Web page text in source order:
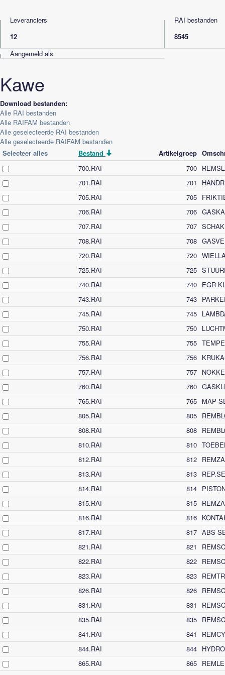
Leveranciers
12
RAI bestanden
8545
Aangemeld als
Kawe
Download bestanden:
Alle RAI bestanden
Alle RAIFAM bestanden
Alle geselecteerde RAI bestanden
Alle geselecteerde RAIFAM bestanden
Selecteer alles
Bestand Artikelgroep
700.RAI
700
701.RAI
701
705.RAI
705
706.RAI
706
707.RAI
707
708.RAI
708
720.RAI
720
725.RAI
725
740.RAI
740 EGR
743.RAI
743
745.RAI
745
750.RAI
750
755.RAI
755
756.RAI
756
757.RAI
757
760.RAI
760
765.RAI
765 MAP
805.RAI
805
808.RAI
808
810.RAI
810
812.RAI
812
813.RAI
813
814.RAI
814
815.RAI
815
816.RAI
816
817.RAI
817 ABS
821.RAI
821
822.RAI
822
823.RAI
823
826.RAI
826
831.RAI
831
835.RAI
835
841.RAI
841
844.RAI
844
865.RAI
865